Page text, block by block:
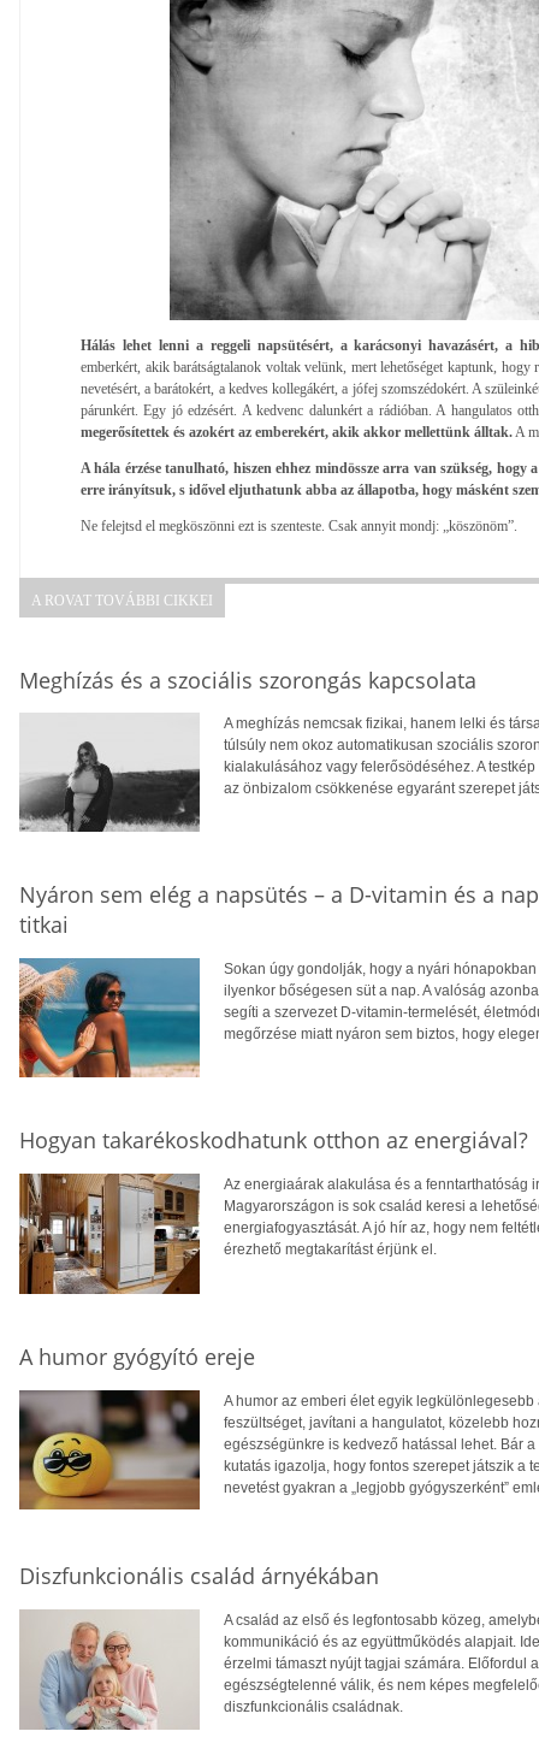
Hálás lehet lenni a reggeli napsütésért, a karácsonyi havazásért, a
emberkért, akik barátságtalanok voltak velünk, mert lehetőséget kaptunk,
nevetésért, a barátokért, a kedves kollegákért, a jófej szomszédokért. A
párunkért. Egy jó edzésért. A kedvenc dalunkért a rádióban. A hangulatos
megerősítettek és azokért az emberekért, akik akkor mellettünk álltak. A
A hála érzése tanulható, hiszen ehhez mindössze arra van szükség, hogy
erre irányítsuk, s idővel eljuthatunk abba az állapotba, hogy másként
Ne felejtsd el megköszönni ezt is szenteste. Csak annyit mondj: „köszönöm”.
A ROVAT TOVÁBBI CIKKEI
Meghízás és a szociális szorongás kapcsolata
A meghízás nemcsak fizikai, hanem lelki és
túlsúly nem okoz automatikusan szociális
kialakulásához vagy felerősödéséhez. A
az önbizalom csökkenése egyaránt szerepet
Nyáron sem elég a napsütés – a D-vitamin és a
titkai
Sokan úgy gondolják, hogy a nyári
ilyenkor bőségesen süt a nap. A valóság
segíti a szervezet D-vitamin-termelését,
megőrzése miatt nyáron sem biztos, hogy
Hogyan takarékoskodhatunk otthon az energiával?
Az energiaárak alakulása és a fenntarthatóság
Magyarországon is sok család keresi a
energiafogyasztását. A jó hír az, hogy nem
érezhető megtakarítást érjünk el.
A humor gyógyító ereje
A humor az emberi élet egyik
feszültséget, javítani a hangulatot, közelebb
egészségünkre is kedvező hatással lehet. Bár
kutatás igazolja, hogy fontos szerepet játszik a
nevetést gyakran a „legjobb gyógyszerként”
Diszfunkcionális család árnyékában
A család az első és legfontosabb közeg,
kommunikáció és az együttműködés alapjait.
érzelmi támaszt nyújt tagjai számára. Előfordul
egészségtelenné válik, és nem képes
diszfunkcionális családnak.